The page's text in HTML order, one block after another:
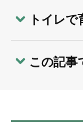
トイレ
この記事